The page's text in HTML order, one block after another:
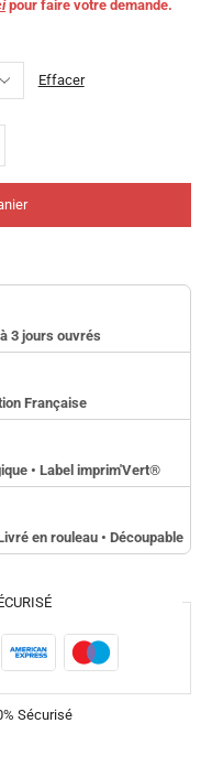
pour faire votre demande.
Effacer
3 jours ouvrés
Française
• Label imprim'Vert®
en rouleau • Découpable
Sécurisé